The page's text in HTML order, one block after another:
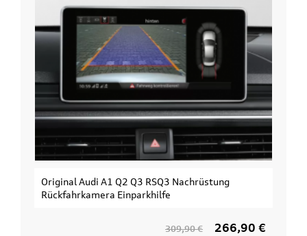
Original Audi A1 Q2 Q3 RSQ3 Nachrüstung
Rückfahrkamera Einparkhilfe
309,90 € 266,90 €